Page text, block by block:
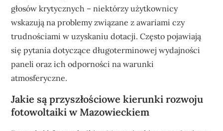
głosów krytycznych – niektórzy użytkownicy
wskazują na problemy związane z awariami czy
trudnościami w uzyskaniu dotacji. Często pojawiają
się pytania dotyczące długoterminowej wydajności
paneli oraz ich odporności na warunki
atmosferyczne.
Jakie są przyszłościowe kierunki rozwoju
fotowoltaiki w Mazowieckiem